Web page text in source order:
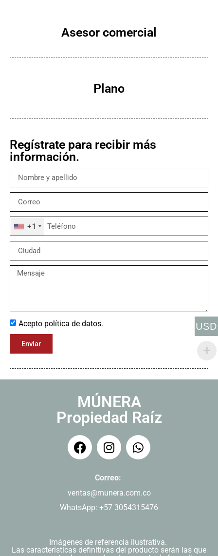
Regístrate para recibir más
información.
+1
Acepto política de datos.
Enviar
Plano
Asesor comercial
MÚNERA
Propiedad Raíz
Correo:
ventas@munera.com.co
WhatsApp: +57 3054315476
Imágenes de referencia ilustrativa.
Las características definitivas del producto serán las que
USD